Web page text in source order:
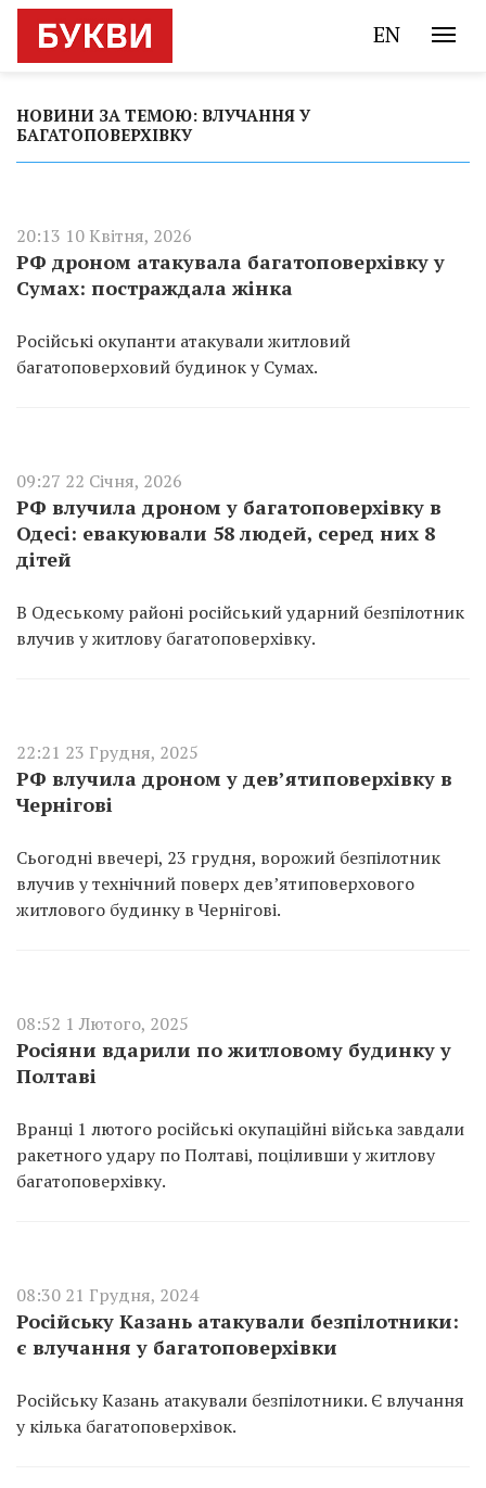
EN
НОВИНИ ЗА ТЕМОЮ: ВЛУЧАННЯ У
БАГАТОПОВЕРХІВКУ
20:13 10 Квітня, 2026
РФ дроном атакувала багатоповерхівку у
Сумах: постраждала жінка
Російські окупанти атакували житловий
багатоповерховий будинок у Сумах.
09:27 22 Січня, 2026
РФ влучила дроном у багатоповерхівку в
Одесі: евакуювали 58 людей, серед них 8
дітей
В Одеському районі російський ударний безпілотник
влучив у житлову багатоповерхівку.
22:21 23 Грудня, 2025
РФ влучила дроном у дев’ятиповерхівку в
Чернігові
Сьогодні ввечері, 23 грудня, ворожий безпілотник
влучив у технічний поверх девʼятиповерхового
житлового будинку в Чернігові.
08:52 1 Лютого, 2025
Росіяни вдарили по житловому будинку у
Полтаві
Вранці 1 лютого російські окупаційні війська завдали
ракетного удару по Полтаві, поціливши у житлову
багатоповерхівку.
08:30 21 Грудня, 2024
Російську Казань атакували безпілотники:
є влучання у багатоповерхівки
Російську Казань атакували безпілотники. Є влучання
у кілька багатоповерхівок.